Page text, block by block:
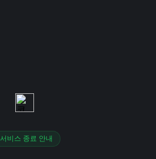
서비스 종료 안내